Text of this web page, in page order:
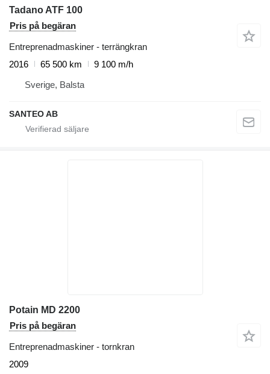
Tadano ATF 100
Pris på begäran
Entreprenadmaskiner - terrängkran
2016
65 500 km
9 100 m/h
Sverige, Balsta
SANTEO AB
Potain MD 2200
Pris på begäran
Entreprenadmaskiner - tornkran
2009